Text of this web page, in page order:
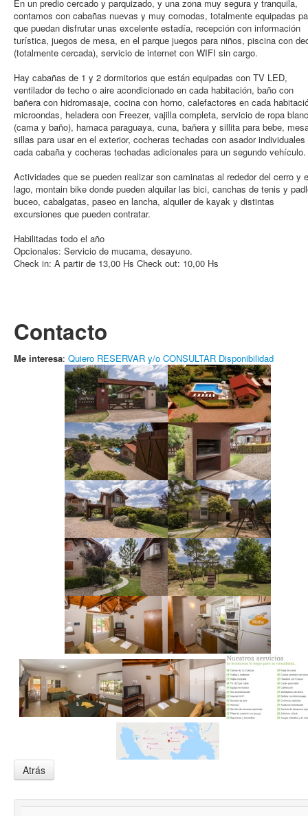
En un predio cercado y parquizado, y una zona muy segura y tranquila,
contamos con cabañas nuevas y muy comodas, totalmente equipadas
que puedan disfrutar unas excelente estadía, recepción con información
turística, juegos de mesa, en el parque juegos para niños, piscina con
(totalmente cercada), servicio de internet con WIFI sin cargo.
Hay cabañas de 1 y 2 dormitorios que están equipadas con TV LED,
ventilador de techo o aire acondicionado en cada habitación, baño con
bañera con hidromasaje, cocina con horno, calefactores en cada
microondas, heladera con Freezer, vajilla completa, servicio de ropa
(cama y baño), hamaca paraguaya, cuna, bañera y sillita para bebe,
sillas para usar en el exterior, cocheras techadas con asador individuales
cada cabaña y cocheras techadas adicionales para un segundo vehículo.
Actividades que se pueden realizar son caminatas al rededor del cerro y
lago, montain bike donde pueden alquilar las bici, canchas de tenis y
buceo, cabalgatas, paseo en lancha, alquiler de kayak y distintas
excursiones que pueden contratar.
Habilitadas todo el año
Opcionales: Servicio de mucama, desayuno.
Check in: A partir de 13,00 Hs Check out: 10,00 Hs
Contacto
Me interesa: Quiero RESERVAR y/o CONSULTAR Disponibilidad
Atrás